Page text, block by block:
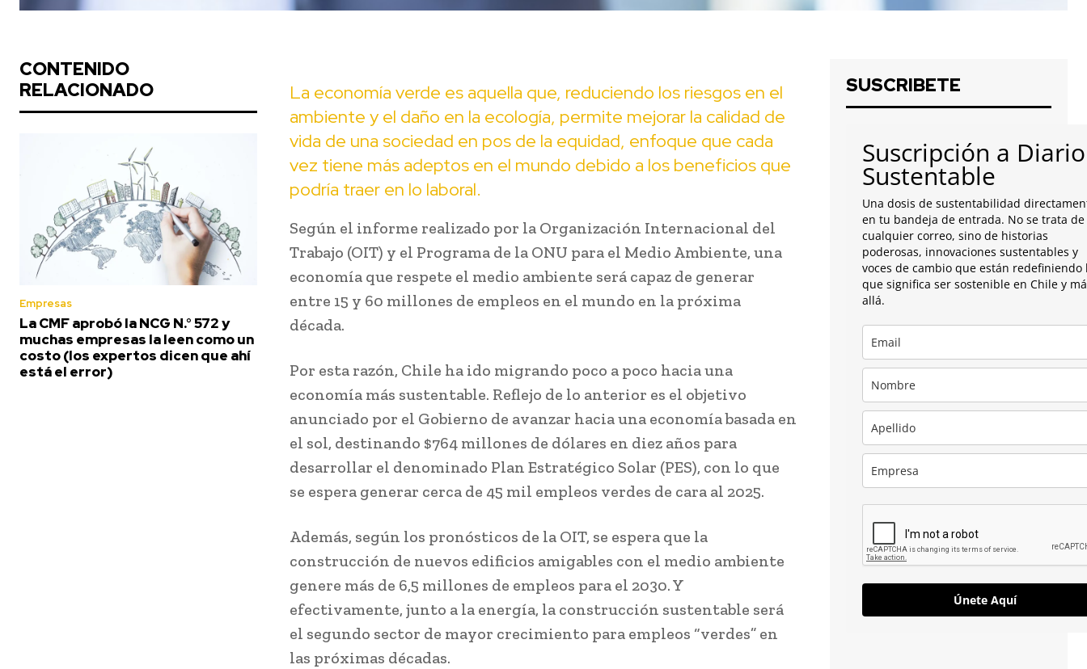
CONTENIDO
RELACIONADO
Empresas
La CMF aprobó la NCG N.° 572 y
muchas empresas la leen como un
costo (los expertos dicen que ahí
está el error)
La economía verde es aquella que, reduciendo los riesgos en el
ambiente y el daño en la ecología, permite mejorar la calidad de
vida de una sociedad en pos de la equidad, enfoque que cada
vez tiene más adeptos en el mundo debido a los beneficios que
podría traer en lo laboral.
Según el informe realizado por la Organización Internacional del
Trabajo (OIT) y el Programa de la ONU para el Medio Ambiente, una
economía que respete el medio ambiente será capaz de generar
entre 15 y 60 millones de empleos en el mundo en la próxima
década.
Por esta razón, Chile ha ido migrando poco a poco hacia una
economía más sustentable. Reflejo de lo anterior es el objetivo
anunciado por el Gobierno de avanzar hacia una economía basada en
el sol, destinando $764 millones de dólares en diez años para
desarrollar el denominado Plan Estratégico Solar (PES), con lo que
se espera generar cerca de 45 mil empleos verdes de cara al 2025.
Además, según los pronósticos de la OIT, se espera que la
construcción de nuevos edificios amigables con el medio ambiente
genere más de 6,5 millones de empleos para el 2030. Y
efectivamente, junto a la energía, la construcción sustentable será
el segundo sector de mayor crecimiento para empleos “verdes” en
las próximas décadas.
SUSCRIBETE
Suscripción a Diario
Sustentable
Una dosis de sustentabilidad
en tu bandeja de entrada. No se trata de
cualquier correo, sino de historias
poderosas, innovaciones sustentables y
voces de cambio que están redefiniendo
que significa ser sostenible en Chile y
allá.
Únete Aquí